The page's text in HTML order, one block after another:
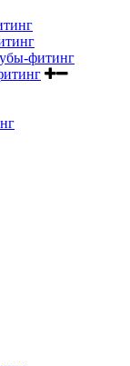
фитинг